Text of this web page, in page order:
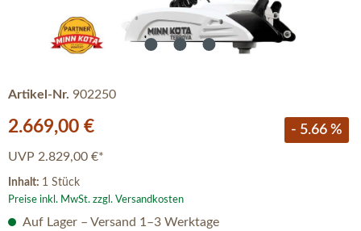
Artikel-Nr. 902250
Verkaufspreis:
2.669,00 € - 5.66 %
UVP 2.829,00 €*
Inhalt: 1 Stück
Preise inkl. MwSt. zzgl. Versandkosten
Auf Lager – Versand 1–3 Werktage